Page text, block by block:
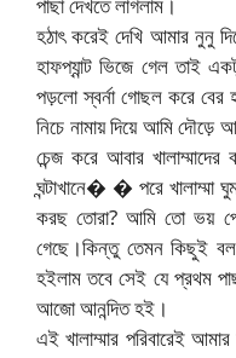
হঠাৎ করেই দেখি আমার নুনু
হাফপ্যান্ট ভিজে গেল তাই
পড়লো স্বর্না গোছল করে বের
নিচে নামায় দিয়ে আমি দৌড়ে
চেন্জ করে আবার
ঘন্টাখানে� � পরে
করছ তোরা? আমি তো ভয়
গেছে।কিন্তু তেমন কিছুই
হইলাম তবে সেই যে প্রথম
আজো আনন্দিত হই।
এই খালাম্মার পরিবারেই